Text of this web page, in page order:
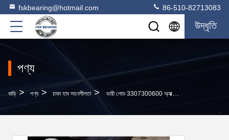
fskbearing@hotmail.com 86-510-82713083
উদ্ধৃতি
পণ্য
বাড়ি > পণ্য > চাকা হাব সহনশীলতা > ভারী লোড 3307300600 অ্যাক্সল হুইল হাব লেয়ারিং 82 * 138 * 110 মিমি ট্রাক এবং ট্রেলারের জন্য